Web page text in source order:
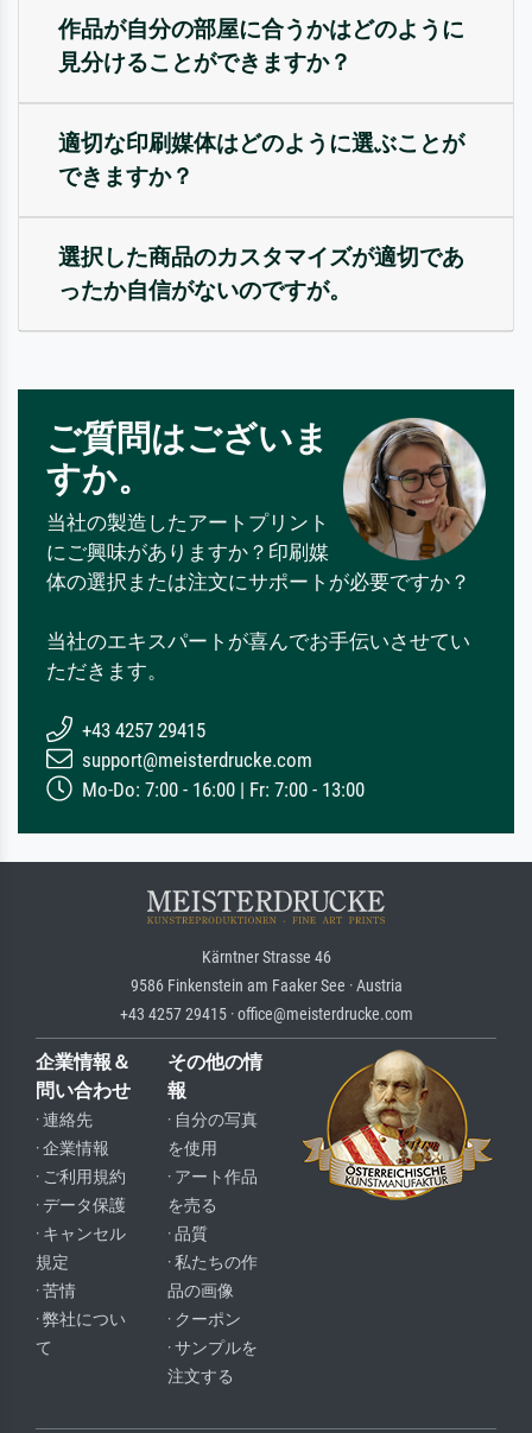
作品が自分の部屋に合うかはどのように
見分けることができますか？
適切な印刷媒体はどのように選ぶことが
できますか？
選択した商品のカスタマイズが適切であ
ったか自信がないのですが。
ご質問はございま
すか。
当社の製造したアートプリント
にご興味がありますか？印刷媒
体の選択または注文にサポートが必要ですか？
当社のエキスパートが喜んでお手伝いさせてい
ただきます。
+43 4257 29415
support@meisterdrucke.com
Mo-Do: 7:00 - 16:00 | Fr: 7:00 - 13:00
Kärntner Strasse 46
9586 Finkenstein am Faaker See · Austria
+43 4257 29415 · office@meisterdrucke.com
企業情報＆
問い合わせ
· 連絡先
· 企業情報
· ご利用規約
· データ保護
· キャンセル
規定
· 苦情
· 弊社につい
て
その他の情
報
· 自分の写真
を使用
· アート作品
を売る
· 品質
· 私たちの作
品の画像
· クーポン
· サンプルを
注文する